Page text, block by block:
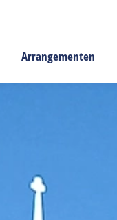
Arrangementen